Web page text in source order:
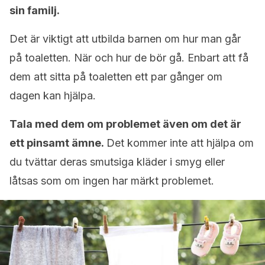
sin familj.
Det är viktigt att utbilda barnen om hur man går
på toaletten. När och hur de bör gå. Enbart att få
dem att sitta på toaletten ett par gånger om
dagen kan hjälpa.
Tala med dem om problemet även om det är
ett pinsamt ämne. Det kommer inte att hjälpa om
du tvättar deras smutsiga kläder i smyg eller
låtsas som om ingen har märkt problemet.